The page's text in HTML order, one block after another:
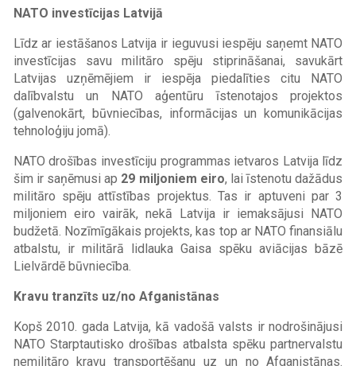
NATO investīcijas Latvijā
Līdz ar iestāšanos Latvija ir ieguvusi iespēju saņemt NATO
investīcijas savu militāro spēju stiprināšanai, savukārt
Latvijas uzņēmējiem ir iespēja piedalīties citu NATO
dalībvalstu un NATO aģentūru īstenotajos projektos
(galvenokārt, būvniecības, informācijas un komunikācijas
tehnoloģiju jomā).
NATO drošības investīciju programmas ietvaros Latvija līdz
šim ir saņēmusi ap 29 miljoniem eiro, lai īstenotu dažādus
militāro spēju attīstības projektus. Tas ir aptuveni par 3
miljoniem eiro vairāk, nekā Latvija ir iemaksājusi NATO
budžetā. Nozīmīgākais projekts, kas top ar NATO finansiālu
atbalstu, ir militārā lidlauka Gaisa spēku aviācijas bāzē
Lielvārdē būvniecība.
Kravu tranzīts uz/no Afganistānas
Kopš 2010. gada Latvija, kā vadošā valsts ir nodrošinājusi
NATO Starptautisko drošības atbalsta spēku partnervalstu
nemilitāro kravu transportēšanu uz un no Afganistānas.